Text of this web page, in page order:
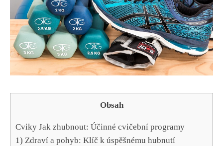
Obsah
Cviky Jak zhubnout: Účinné⁢ cvičební programy
1) Zdraví a pohyb: Klíč k úspěšnému⁣ hubnutí